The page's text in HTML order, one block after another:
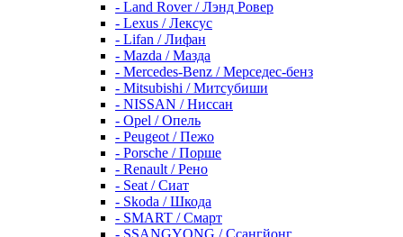
- Land Rover / Лэнд Ровер
- Lexus / Лексус
- Lifan / Лифан
- Mazda / Мазда
- Mercedes-Benz / Мерседес-бенз
- Mitsubishi / Митсубиши
- NISSAN / Ниссан
- Opel / Опель
- Peugeot / Пежо
- Porsche / Порше
- Renault / Рено
- Seat / Сиат
- Skoda / Шкода
- SMART / Смарт
- SSANGYONG / Ссангйонг